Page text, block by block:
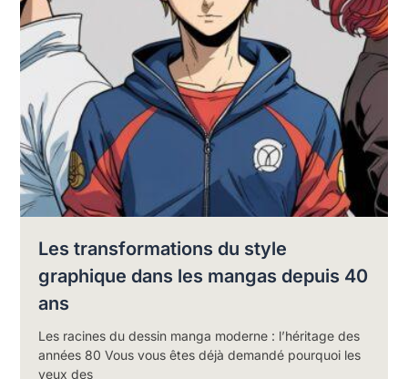
Les transformations du style
graphique dans les mangas depuis 40
ans
Les racines du dessin manga moderne : l’héritage des
années 80 Vous vous êtes déjà demandé pourquoi les
yeux des